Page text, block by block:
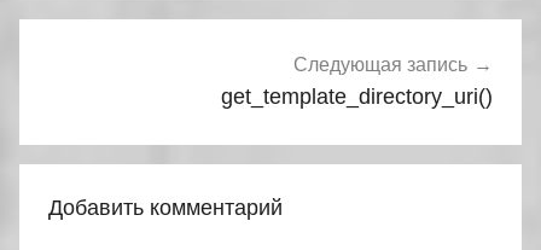
Следующая запись
get_template_directory_uri()
Добавить комментарий